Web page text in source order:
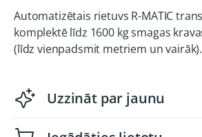
Automatizētais rietuvs R-MATIC
komplektē līdz 1600 kg smagas
(līdz vienpadsmit metriem un vairāk).
Uzzināt par jaunu